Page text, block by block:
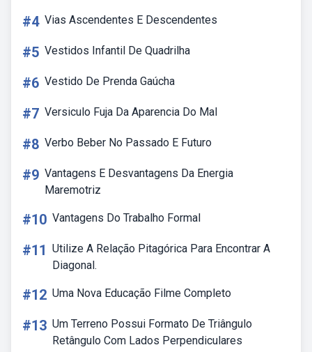
#4 Vias Ascendentes E Descendentes
#5 Vestidos Infantil De Quadrilha
#6 Vestido De Prenda Gaúcha
#7 Versiculo Fuja Da Aparencia Do Mal
#8 Verbo Beber No Passado E Futuro
#9 Vantagens E Desvantagens Da Energia
Maremotriz
#10 Vantagens Do Trabalho Formal
#11 Utilize A Relação Pitagórica Para Encontrar A
Diagonal.
#12 Uma Nova Educação Filme Completo
#13 Um Terreno Possui Formato De Triângulo
Retângulo Com Lados Perpendiculares